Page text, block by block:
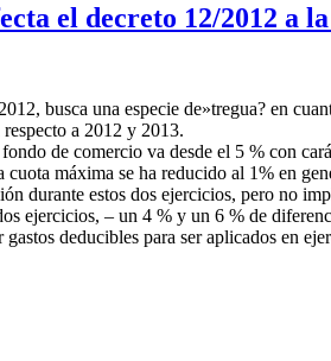
el decreto 12/2012
busca una especie de»tregua? en
a 2012 y 2013.
de comercio va desde el 5 % con
máxima se ha reducido al 1% en
durante estos dos ejercicios, pero no
ejercicios, – un 4 % y un 6 % de
deducibles para ser aplicados en